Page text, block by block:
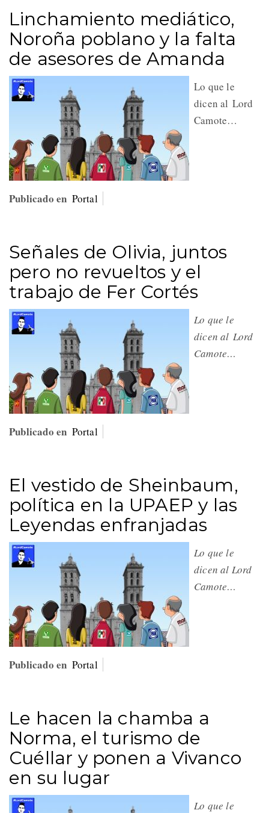
Linchamiento mediático,
Noroña poblano y la falta
de asesores de Amanda
Lo que le
dicen al Lord
Camote…
Publicado en Portal
Señales de Olivia, juntos
pero no revueltos y el
trabajo de Fer Cortés
Lo que le
dicen al Lord
Camote…
Publicado en Portal
El vestido de Sheinbaum,
política en la UPAEP y las
Leyendas enfranjadas
Lo que le
dicen al Lord
Camote…
Publicado en Portal
Le hacen la chamba a
Norma, el turismo de
Cuéllar y ponen a Vivanco
en su lugar
Lo que le